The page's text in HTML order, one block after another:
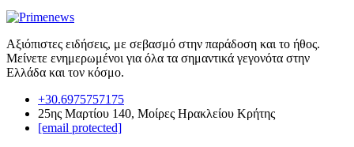
Αξιόπιστες ειδήσεις, με σεβασμό στην παράδοση και το ήθος.
Μείνετε ενημερωμένοι για όλα τα σημαντικά γεγονότα στην
Ελλάδα και τον κόσμο.
+30.6975757175
25ης Μαρτίου 140, Μοίρες Ηρακλείου Κρήτης
[email protected]